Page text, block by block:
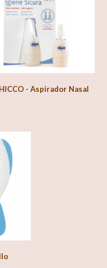
- Aspirador Nasal